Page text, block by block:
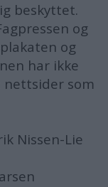
beskyttet.
og
og
har ikke
som
Nissen-Lie